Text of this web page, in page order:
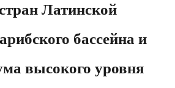
Латинской
бассейна и
высокого уровня